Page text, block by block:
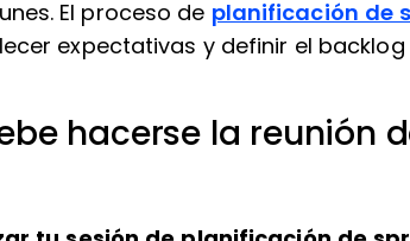
El proceso de planificación de
expectativas y definir el
hacerse la reunión